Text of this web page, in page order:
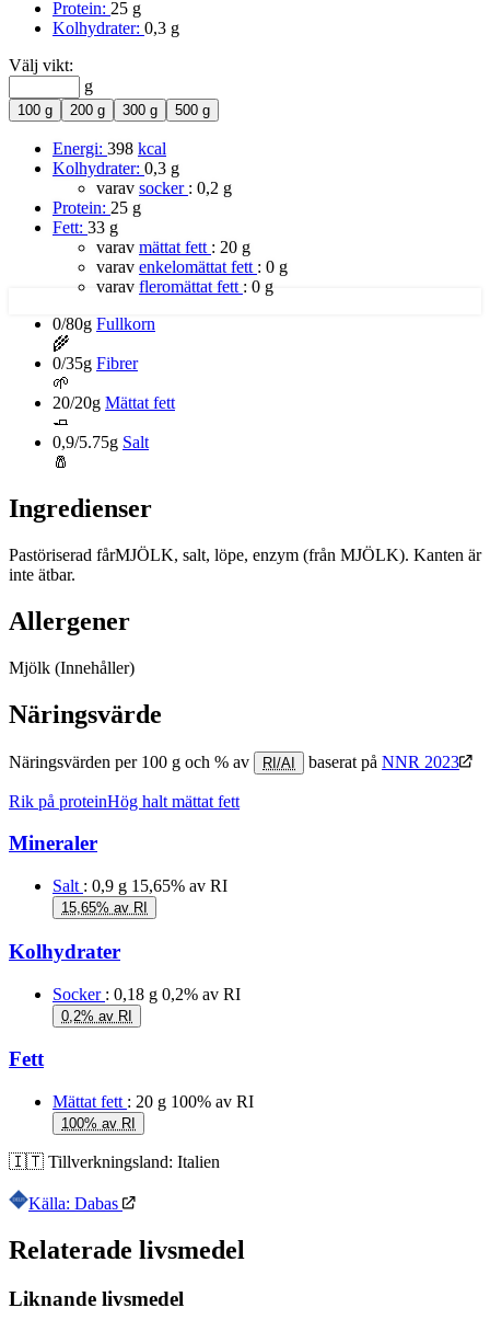
Protein: 25 g
Kolhydrater: 0,3 g
Välj vikt:
g
100 g 200 g 300 g 500 g
Energi: 398 kcal
Kolhydrater: 0,3 g
varav socker : 0,2 g
Protein: 25 g
Fett: 33 g
varav mättat fett : 20 g
varav enkelomättat fett : 0 g
varav fleromättat fett : 0 g
0/80g Fullkorn
🌾
0/35g Fibrer
🌱
20/20g Mättat fett
🧈
0,9/5.75g Salt
🧂
Ingredienser
Pastöriserad fårMJÖLK, salt, löpe, enzym (från MJÖLK). Kanten är
inte ätbar.
Allergener
Mjölk (Innehåller)
Näringsvärde
Näringsvärden per 100 g och % av RI/AI baserat på NNR 2023
Rik på proteinHög halt mättat fett
Mineraler
Salt : 0,9 g 15,65% av RI
15,65% av RI
Kolhydrater
Socker : 0,18 g 0,2% av RI
0,2% av RI
Fett
Mättat fett : 20 g 100% av RI
100% av RI
🇮🇹 Tillverkningsland: Italien
Källa: Dabas
Relaterade livsmedel
Liknande livsmedel